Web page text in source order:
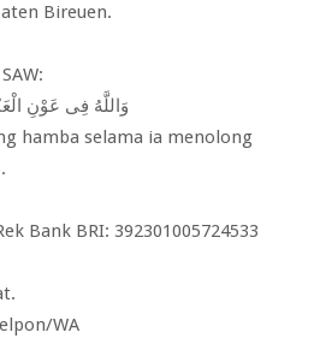
Bireuen.
وَاللَّهُ فِى عَوْنِ
hamba selama ia menolong
Bank BRI: 392301005724533
WA